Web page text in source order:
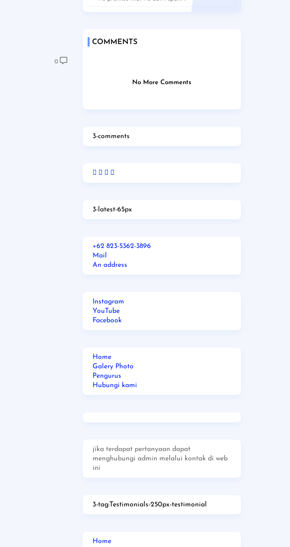
0
COMMENTS
No More Comments
3-comments
3-latest-65px
+62 823-5362-3896
Mail
An address
Instagram
YouTube
Facebook
Home
Galery Photo
Pengurus
Hubungi kami
jika terdapat pertanyaan dapat
menghubungi admin melalui kontak di web
ini
3-tag:Testimonials-250px-testimonial
Home